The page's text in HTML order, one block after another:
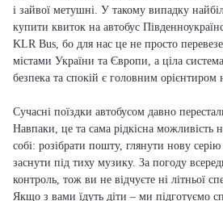
і зайвої метушні. У такому випадку
купити квиток на автобус
KLR Bus, бо для нас це не просто
містами України та Європи, а ціла
безпека та спокій є головним орієнтиром
Сучасні поїздки автобусом давно
Навпаки, це та сама рідкісна можливість
собі: розібрати пошту, глянути нову серію
заснути під тиху музику. За погоду
контроль, тож ви не відчуєте ні літньої
Якщо з вами їдуть діти – ми підготуємо